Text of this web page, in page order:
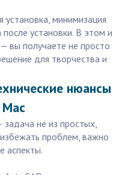
установка, минимизация
установки. В этом и
вы получаете не просто
для творчества и
нюансы
задача не из простых,
проблем, важно
аспекты.